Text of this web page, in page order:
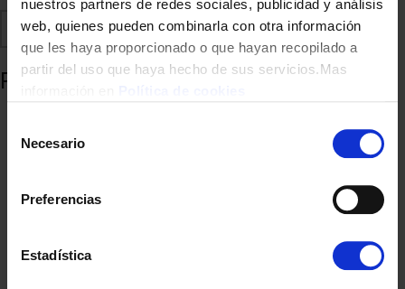
nuestros partners de redes sociales, publicidad y análisis
web, quienes pueden combinarla con otra información
que les haya proporcionado o que hayan recopilado a
partir del uso que haya hecho de sus servicios.Mas
Necesario
Preferencias
Estadística
Añadir a favoritos Comparte
Productos relacionados